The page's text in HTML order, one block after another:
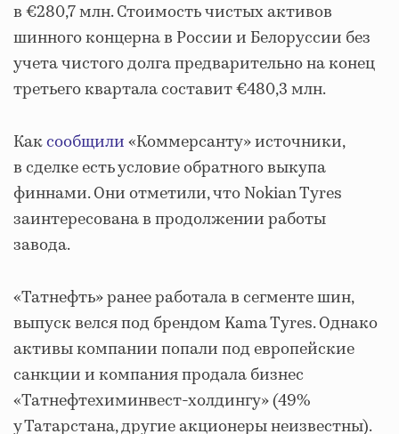
в €280,7 млн. Стоимость чистых активов
шинного концерна в России и Белоруссии без
учета чистого долга предварительно на конец
третьего квартала составит €480,3 млн.
Каксообщили«Коммерсанту» источники,
в сделке есть условие обратного выкупа
финнами. Они отметили, что Nokian Tyres
заинтересована в продолжении работы
завода.
«Татнефть» ранее работала в сегменте шин,
выпуск велся под брендом Kama Tyres. Однако
активы компании попали под европейские
санкции и компания продала бизнес
«Татнефтехиминвест-холдингу» (49%
у Татарстана, другие акционеры неизвестны).